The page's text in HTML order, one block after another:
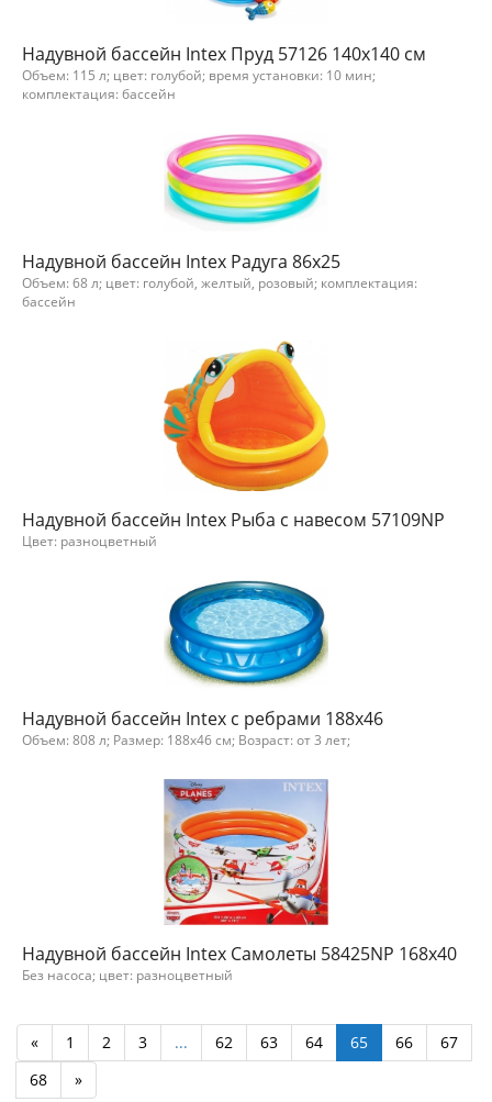
Надувной бассейн Intex Пруд 57126 140x140 см
Объем: 115 л; цвет: голубой; время установки: 10 мин;
комплектация: бассейн
Надувной бассейн Intex Радуга 86x25
Объем: 68 л; цвет: голубой, желтый, розовый; комплектация:
бассейн
Надувной бассейн Intex Рыба с навесом 57109NP
Цвет: разноцветный
Надувной бассейн Intex с ребрами 188х46
Объем: 808 л; Размер: 188x46 см; Возраст: от 3 лет;
Надувной бассейн Intex Самолеты 58425NP 168x40
Без насоса; цвет: разноцветный
« 1 2 3 ... 62 63 64 65 66
67
68
»